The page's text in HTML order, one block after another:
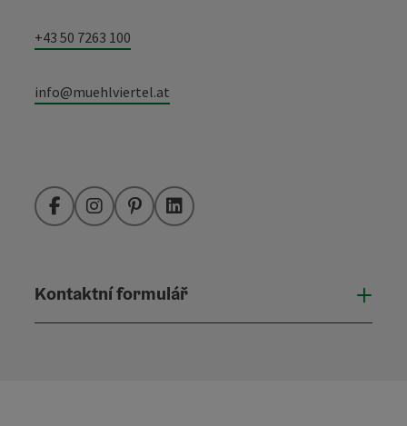
+43 50 7263 100
info@muehlviertel.at
FacebookInstagramPinterestLinkedIn
Kontaktní formulář